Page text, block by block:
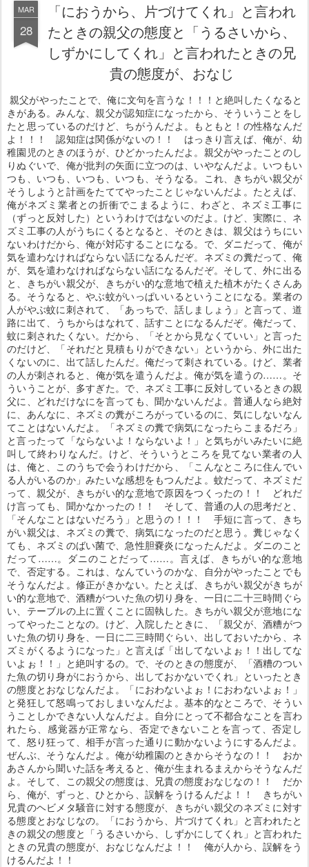
MAR
28
「におうから、片づけてくれ」と言われ
たときの親父の態度と「うるさいから、
しずかにしてくれ」と言われたときの兄
貴の態度が、おなじ
親父がやったことで、俺に文句を言うな！！！と絶叫したくなると
きがある。みんな、親父が認知症になったから、そういうことをし
たと思っているのだけど、ちがうんだよ。もともと！の性格なんだ
よ！！！ 認知症は関係がないの！！ はっきり言えば、俺が、幼
稚園児のときのほうが、ひどかったんだよ。親父がやったことのし
りぬぐいで、俺が批判の矢面に立つのは、いやなんだよ。いつもい
つも、いつも、いつも、いつも、そうなる。これ、きちがい親父が
そうしようと計画をたててやったことじゃないんだよ。たとえば、
俺がネズミ業者との折衝でこまるように、わざと、ネズミ工事に
（ずっと反対した）というわけではないのだよ。けど、実際に、ネ
ズミ工事の人がうちにくるとなると、そのときは、親父はうちにい
ないわけだから、俺が対応することになる。で、ダニだって、俺が
気を遣わなければならない話になるんだぞ。ネズミの糞だって、俺
が、気を遣わなければならない話になるんだぞ。そして、外に出る
と、きちがい親父が、きちがい的な意地で植えた植木がたくさんあ
る。そうなると、やぶ蚊がいっぱいいるということになる。業者の
人がやぶ蚊に刺されて、「あっちで、話しましょう」と言って、道
路に出て、うちからはなれて、話すことになるんだぞ。俺だって、
蚊に刺されたくない。だから、「そとから見なくていい」と言った
のだけど、「それだと見積もりができない」というから、外に出た
くないのに、出て話したんだ。俺だって刺されている。けど、業者
の人が刺されると、俺が気を遣うんだよ。俺が気を遣うの……。そ
ういうことが、多すぎた。で、ネズミ工事に反対しているときの親
父に、どれだけなにを言っても、聞かないんだよ。普通人なら絶対
に、あんなに、ネズミの糞がころがっているのに、気にしないなん
てことはないんだよ。「ネズミの糞で病気になったらこまるだろ」
と言ったって「ならないよ！ならないよ！」と気ちがいみたいに絶
叫して終わりなんだ。けど、そういうところを見てない業者の人
は、俺と、このうちで会うわけだから、「こんなところに住んでい
る人がいるのか」みたいな感想をもつんだよ。蚊だって、ネズミだ
って、親父が、きちがい的な意地で原因をつくったの！！ どれだ
け言っても、聞かなかったの！！ そして、普通の人の思考だと、
「そんなことはないだろう」と思うの！！！ 手短に言って、きち
がい親父は、ネズミの糞で、病気になったのだと思う。糞じゃなく
ても、ネズミのばい菌で、急性胆嚢炎になったんだよ。ダニのこと
だって……。ダニのことだって……。言えば、きちがい的な意地
で、否定する。これは、なんていうのかな、自分がやったことでも
そうなんだよ。修正がきかない。たとえば、きちがい親父がきちが
い的な意地で、酒糟がついた魚の切り身を、一日に二十三時間ぐら
い、テーブルの上に置くことに固執した。きちがい親父が意地にな
ってやったことなの。けど、入院したときに、「親父が、酒糟がつ
いた魚の切り身を、一日に二三時間ぐらい、出しておいたから、ネ
ズミがくるようになった」と言えば「出してないよぉ！！出してな
いよぉ！！」と絶叫するの。で、そのときの態度が、「酒糟のつい
た魚の切り身がにおうから、出しておかないでくれ」といったとき
の態度とおなじなんだよ。「におわないよぉ！におわないよぉ！」
と発狂して怒鳴っておしまいなんだよ。基本的なところで、そうい
うことしかできない人なんだよ。自分にとって不都合なことを言わ
れたら、感覚器が正常なら、否定できないことを言って、否定し
て、怒り狂って、相手が言った通りに動かないようにするんだよ。
ぜんぶ、そうなんだよ。俺が幼稚園のときからそうなの！！ おか
あさんから聞いた話を考えると、俺が生まれるまえからそうなんだ
よ。そして、この親父の態度は、兄貴の態度おなじなの！！ だか
ら、俺が、ずっと、ひとから、誤解をうけるんだよ！！ きちがい
兄貴のヘビメタ騒音に対する態度が、きちがい親父のネズミに対す
る態度とおなじなの。「におうから、片づけてくれ」と言われたと
きの親父の態度と「うるさいから、しずかにしてくれ」と言われた
ときの兄貴の態度が、おなじなんだよ！！ 俺が人から、誤解をう
けるんだよ！！